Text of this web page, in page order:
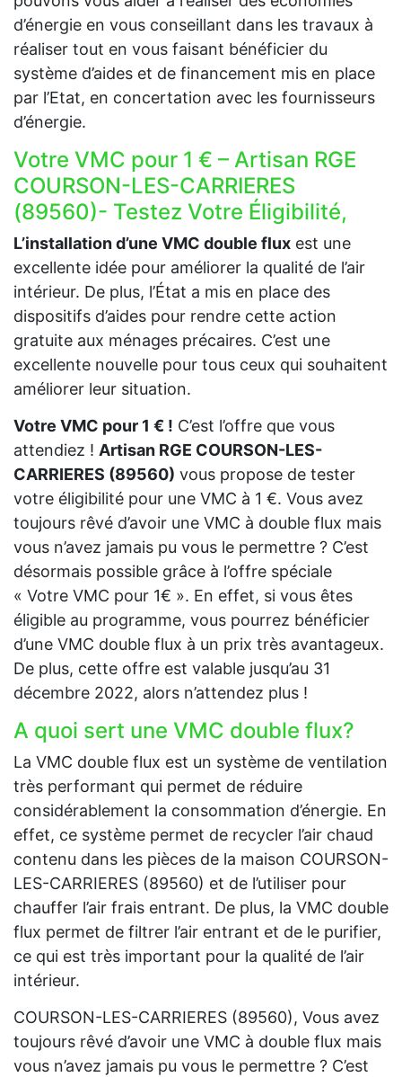
d’énergie en vous conseillant dans les travaux à
réaliser tout en vous faisant bénéficier du
système d’aides et de financement mis en place
par l’Etat, en concertation avec les fournisseurs
d’énergie.
Votre VMC pour 1 € – Artisan RGE
COURSON-LES-CARRIERES
(89560)- Testez Votre Éligibilité,
L’installation d’une VMC double flux est une
excellente idée pour améliorer la qualité de l’air
intérieur. De plus, l’État a mis en place des
dispositifs d’aides pour rendre cette action
gratuite aux ménages précaires. C’est une
excellente nouvelle pour tous ceux qui souhaitent
améliorer leur situation.
Votre VMC pour 1 € ! C’est l’offre que vous
attendiez ! Artisan RGE COURSON-LES-
CARRIERES (89560) vous propose de tester
votre éligibilité pour une VMC à 1 €. Vous avez
toujours rêvé d’avoir une VMC à double flux mais
vous n’avez jamais pu vous le permettre ? C’est
désormais possible grâce à l’offre spéciale
« Votre VMC pour 1€ ». En effet, si vous êtes
éligible au programme, vous pourrez bénéficier
d’une VMC double flux à un prix très avantageux.
De plus, cette offre est valable jusqu’au 31
décembre 2022, alors n’attendez plus !
A quoi sert une VMC double flux?
La VMC double flux est un système de ventilation
très performant qui permet de réduire
considérablement la consommation d’énergie. En
effet, ce système permet de recycler l’air chaud
contenu dans les pièces de la maison COURSON-
LES-CARRIERES (89560) et de l’utiliser pour
chauffer l’air frais entrant. De plus, la VMC double
flux permet de filtrer l’air entrant et de le purifier,
ce qui est très important pour la qualité de l’air
intérieur.
COURSON-LES-CARRIERES (89560), Vous avez
toujours rêvé d’avoir une VMC à double flux mais
vous n’avez jamais pu vous le permettre ? C’est